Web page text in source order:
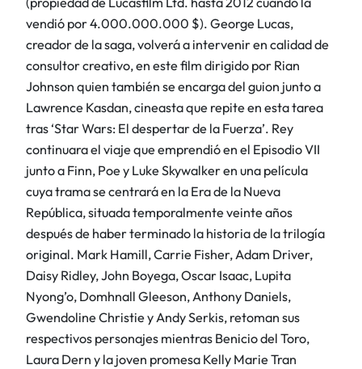
vendió por 4.000.000.000 $). George Lucas,
creador de la saga, volverá a intervenir en calidad de
consultor creativo, en este film dirigido por Rian
Johnson quien también se encarga del guion junto a
Lawrence Kasdan, cineasta que repite en esta tarea
tras ‘Star Wars: El despertar de la Fuerza’. Rey
continuara el viaje que emprendió en el Episodio VII
junto a Finn, Poe y Luke Skywalker en una película
cuya trama se centrará en la Era de la Nueva
República, situada temporalmente veinte años
después de haber terminado la historia de la trilogía
original. Mark Hamill, Carrie Fisher, Adam Driver,
Daisy Ridley, John Boyega, Oscar Isaac, Lupita
Nyong’o, Domhnall Gleeson, Anthony Daniels,
Gwendoline Christie y Andy Serkis, retoman sus
respectivos personajes mientras Benicio del Toro,
Laura Dern y la joven promesa Kelly Marie Tran